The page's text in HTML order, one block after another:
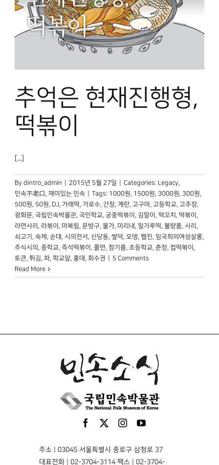
추억은 현재진행형,
떡볶이
[...]
By dintro_admin 2015년 5월 27일 Categories: Legacy,
민속不老口 , 재미있는 민속 Tags: 1000원, 1500원, 3000원, 300원,
500원, 50원, DJ, 가래떡, 가로수, 간장, 계란, 고구마, 고등학교, 고추장,
광화문, 국립민속박물관, 국민학교, 궁중떡볶이 , 김말이 , 떡꼬치 , 떡볶이 ,
라면사리 , 라볶이 , 마복림, 문방구, 물가, 미리내 , 밀가루떡, 불량품, 사리 ,
쇠고기 , 숙제 , 순대 , 시의전서 , 신당동, 쌀덕, 오뎅, 웹진, 임국희의여성살롱,
주식시의 , 중학교, 즉석떡볶이 , 쫄면, 참기름, 초등학교, 춘장, 컵떡볶이 ,
토큰, 튀김, 파, 학교앞, 홍대 , 회수권
5 Comments
Read More
주소 | 03045 서울특별시 종로구 삼청로 37
대표전화 | 02-3704-3114 팩스 | 02-3704-